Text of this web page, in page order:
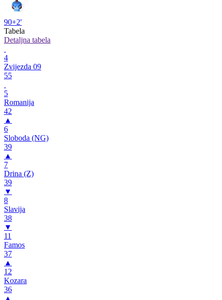
90+2'
Tabela
Detaljna tabela
4
Zvijezda 09
55
5
Romanija
42
▲
6
Sloboda (NG)
39
▲
7
Drina (Z)
39
▼
8
Slavija
38
▼
11
Famos
37
▲
12
Kozara
36
▲